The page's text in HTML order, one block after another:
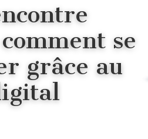
se
grâce au